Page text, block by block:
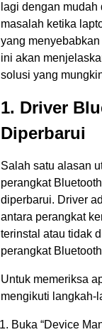
lagi dengan
masalah ketika
yang
ini akan
solusi yang
1. Driver
Diperbarui
Salah satu alasan
perangkat
diperbarui. Driver
antara perangkat
terinstal atau tidak
perangkat
Untuk memeriksa
mengikuti langkah-
Buka “Device